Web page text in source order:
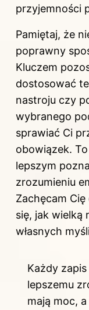
przyjemności
Pamiętaj, że
poprawny
Kluczem
dostosować
nastroju czy
wybranego
sprawiać Ci
obowiązek.
lepszym
zrozumieniu
Zachęcam
się, jak wielką
własnych
Każdy
lepszemu
mają moc,